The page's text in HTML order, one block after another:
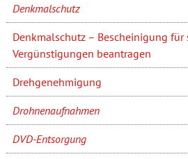
Denkmalschutz
Denkmalschutz – Bescheinigung für
Vergünstigungen beantragen
Drehgenehmigung
Drohnenaufnahmen
DVD-Entsorgung